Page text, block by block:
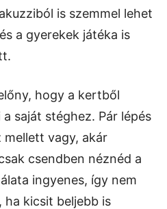
is szemmel lehet
a gyerekek játéka is
hogy a kertből
saját stéghez. Pár lépés
mellett vagy, akár
csendben néznéd a
ingyenes, így nem
kicsit beljebb is